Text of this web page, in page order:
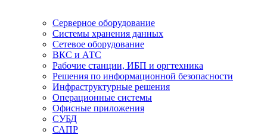
Серверное оборудование
Системы хранения данных
Сетевое оборудование
ВКС и АТС
Рабочие станции, ИБП и оргтехника
Решения по информационной безопасности
Инфраструктурные решения
Операционные системы
Офисные приложения
СУБД
САПР